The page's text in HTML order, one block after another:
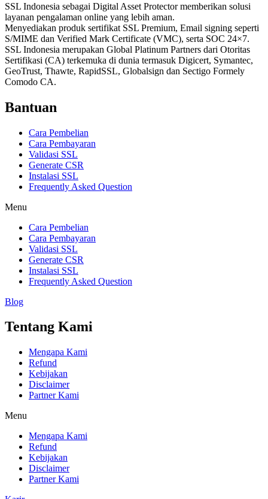
SSL Indonesia sebagai Digital Asset Protector memberikan solusi
layanan pengalaman online yang lebih aman.
Menyediakan produk sertifikat SSL Premium, Email signing seperti
S/MIME dan Verified Mark Certificate (VMC), serta SOC 24×7.
SSL Indonesia merupakan Global Platinum Partners dari Otoritas
Sertifikasi (CA) terkemuka di dunia termasuk Digicert, Symantec,
GeoTrust, Thawte, RapidSSL, Globalsign dan Sectigo Formely
Comodo CA.
Bantuan
Cara Pembelian
Cara Pembayaran
Validasi SSL
Generate CSR
Instalasi SSL
Frequently Asked Question
Menu
Cara Pembelian
Cara Pembayaran
Validasi SSL
Generate CSR
Instalasi SSL
Frequently Asked Question
Blog
Tentang Kami
Mengapa Kami
Refund
Kebijakan
Disclaimer
Partner Kami
Menu
Mengapa Kami
Refund
Kebijakan
Disclaimer
Partner Kami